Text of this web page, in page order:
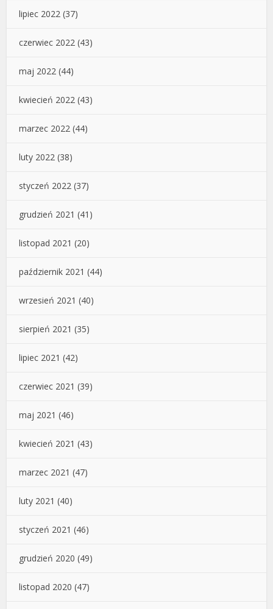
lipiec 2022 (37)
czerwiec 2022 (43)
maj 2022 (44)
kwiecień 2022 (43)
marzec 2022 (44)
luty 2022 (38)
styczeń 2022 (37)
grudzień 2021 (41)
listopad 2021 (20)
październik 2021 (44)
wrzesień 2021 (40)
sierpień 2021 (35)
lipiec 2021 (42)
czerwiec 2021 (39)
maj 2021 (46)
kwiecień 2021 (43)
marzec 2021 (47)
luty 2021 (40)
styczeń 2021 (46)
grudzień 2020 (49)
listopad 2020 (47)